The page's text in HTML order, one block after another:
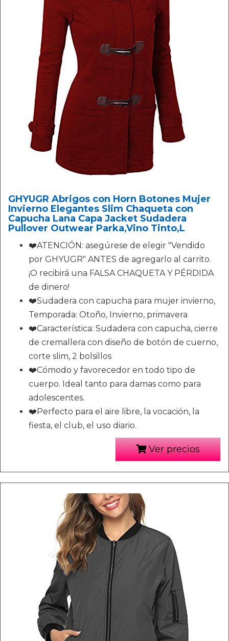
GHYUGR Abrigos con Horn Botones Mujer
Invierno Elegantes Slim Chaqueta con
Capucha Lana Capa Jacket Sudadera
Pullover Outwear Parka,Vino Tinto,L
❤️ATENCIÓN: asegúrese de elegir "Vendido
por GHYUGR" ANTES de agregarlo al carrito.
¡O recibirá una FALSA CHAQUETA Y PÉRDIDA
de dinero!
❤️Sudadera con capucha para mujer invierno,
Temporada: Otoño, Invierno, primavera
❤️Característica: Sudadera con capucha, cierre
de cremallera con diseño de botón de cuerno,
corte slim, 2 bolsillos
❤️Cómodo y favorecedor en todo tipo de
cuerpo. Ideal tanto para damas como para
adolescentes.
❤️Perfecto para el aire libre, la vocación, la
fiesta, el club, el uso diario.
Ver precios